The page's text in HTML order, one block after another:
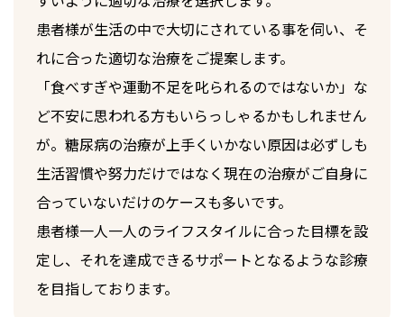
患者様が生活の中で大切にされている事を伺い、そ
れに合った適切な治療をご提案します。
「食べすぎや運動不足を叱られるのではないか」な
ど不安に思われる方もいらっしゃるかもしれません
が。糖尿病の治療が上手くいかない原因は必ずしも
生活習慣や努力だけではなく現在の治療がご自身に
合っていないだけのケースも多いです。
患者様一人一人のライフスタイルに合った目標を設
定し、それを達成できるサポートとなるような診療
を目指しております。